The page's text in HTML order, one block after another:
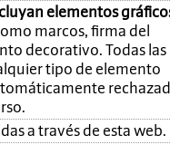
elementos
marcos, firma del
decorativo. Todas las
tipo de elemento
a través de esta web.